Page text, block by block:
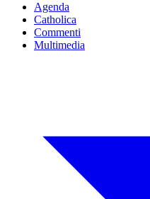
Agenda
Catholica
Commenti
Multimedia